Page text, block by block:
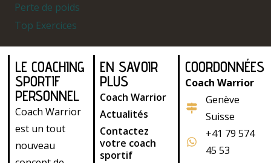
Perte de poids
Top Exercices
LE COACHING
SPORTIF
PERSONNEL
Coach Warrior
est un tout
nouveau
EN SAVOIR
PLUS
Coach Warrior
Actualités
Contactez
votre coach
sportif
COORDONNÉES
Coach Warrior
Genève
Suisse
+41 79 574
45 53